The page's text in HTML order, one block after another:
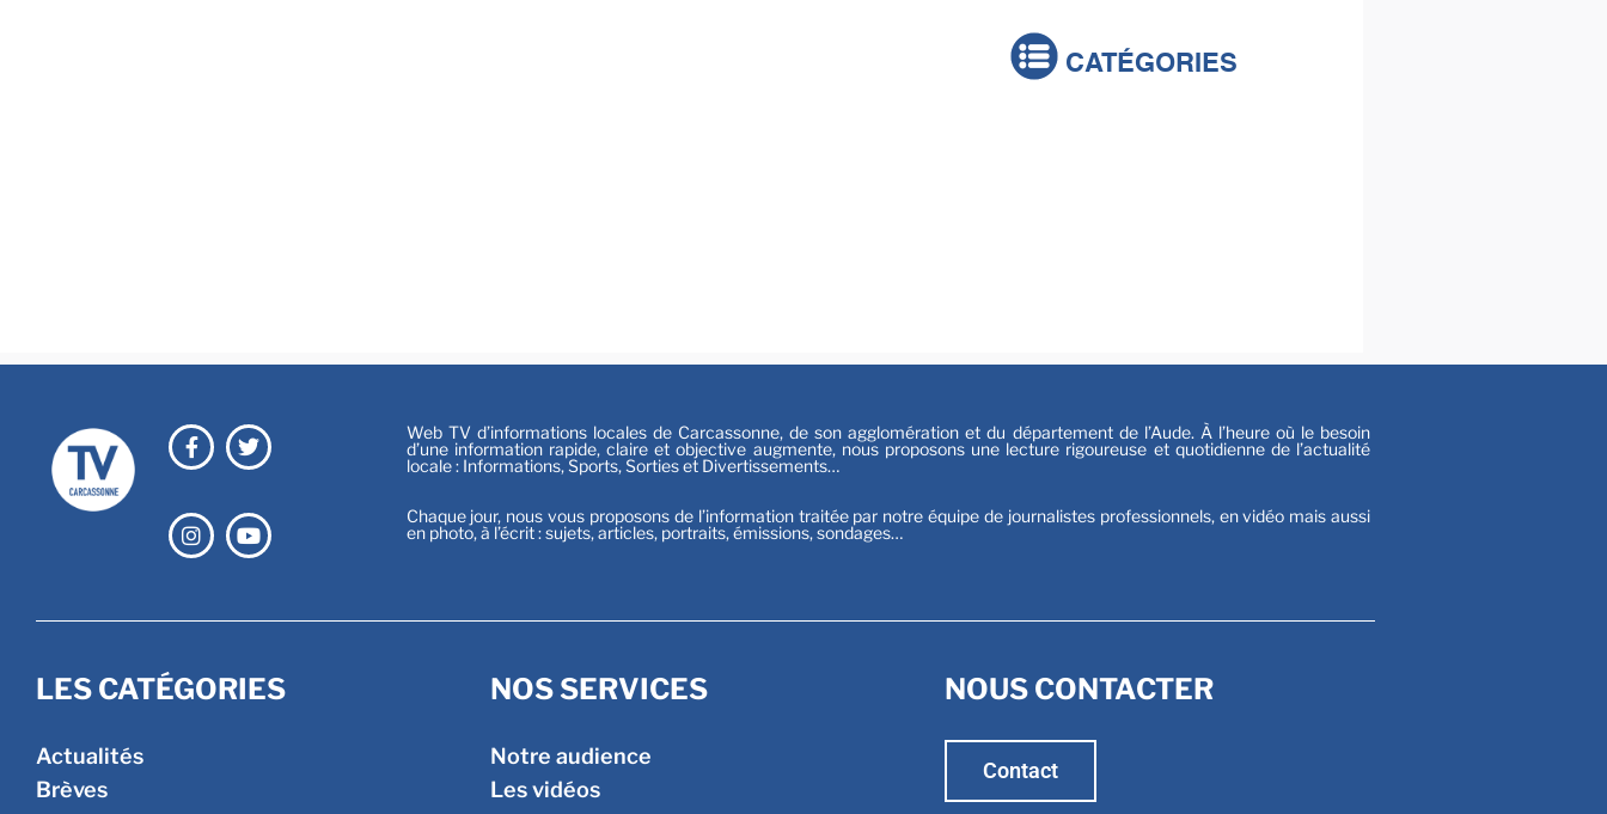
CATÉGORIES
Web TV d’informations locales de Carcassonne, de son agglomération et du département de l’Aude. À l’heure où le besoin
d’une information rapide, claire et objective augmente, nous proposons une lecture rigoureuse et quotidienne de l’actualité
locale : Informations, Sports, Sorties et Divertissements…
Chaque jour, nous vous proposons de l’information traitée par notre équipe de journalistes professionnels, en vidéo mais aussi
en photo, à l’écrit : sujets, articles, portraits, émissions, sondages…
LES CATÉGORIES
Actualités
Brèves
NOS SERVICES
Notre audience
Les vidéos
NOUS CONTACTER
Contact